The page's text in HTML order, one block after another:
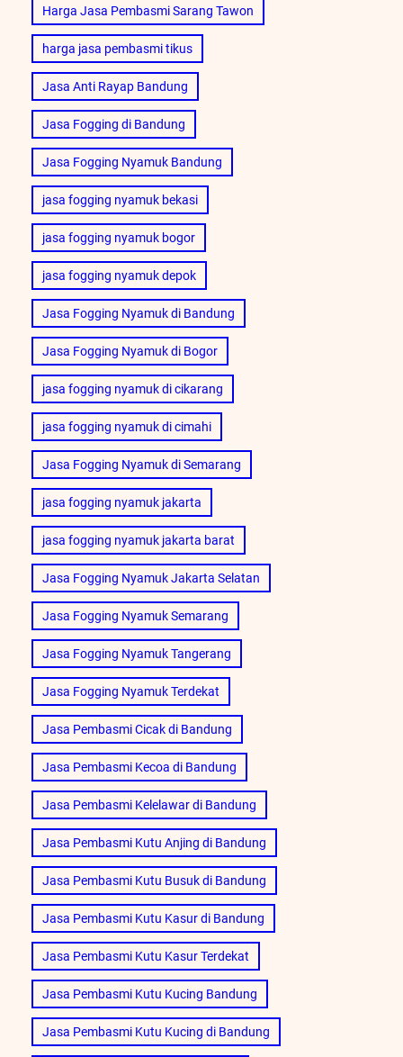
Harga Jasa Pembasmi Sarang Tawon
harga jasa pembasmi tikus
Jasa Anti Rayap Bandung
Jasa Fogging di Bandung
Jasa Fogging Nyamuk Bandung
jasa fogging nyamuk bekasi
jasa fogging nyamuk bogor
jasa fogging nyamuk depok
Jasa Fogging Nyamuk di Bandung
Jasa Fogging Nyamuk di Bogor
jasa fogging nyamuk di cikarang
jasa fogging nyamuk di cimahi
Jasa Fogging Nyamuk di Semarang
jasa fogging nyamuk jakarta
jasa fogging nyamuk jakarta barat
Jasa Fogging Nyamuk Jakarta Selatan
Jasa Fogging Nyamuk Semarang
Jasa Fogging Nyamuk Tangerang
Jasa Fogging Nyamuk Terdekat
Jasa Pembasmi Cicak di Bandung
Jasa Pembasmi Kecoa di Bandung
Jasa Pembasmi Kelelawar di Bandung
Jasa Pembasmi Kutu Anjing di Bandung
Jasa Pembasmi Kutu Busuk di Bandung
Jasa Pembasmi Kutu Kasur di Bandung
Jasa Pembasmi Kutu Kasur Terdekat
Jasa Pembasmi Kutu Kucing Bandung
Jasa Pembasmi Kutu Kucing di Bandung